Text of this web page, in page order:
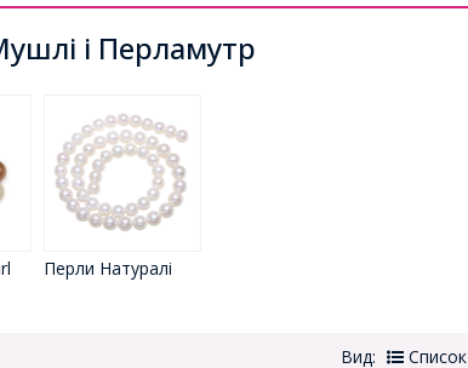
і Перламутр
Перли Натуралі
Вид: Список